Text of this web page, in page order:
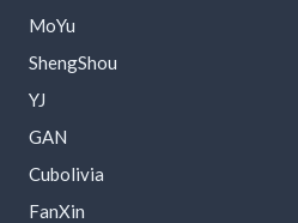
MoYu
ShengShou
YJ
GAN
Cubolivia
FanXin